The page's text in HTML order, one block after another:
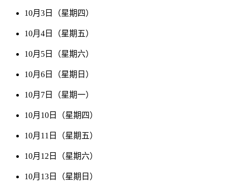
10月3日（星期四）
10月4日（星期五）
10月5日（星期六）
10月6日（星期日）
10月7日（星期一）
10月10日（星期四）
10月11日（星期五）
10月12日（星期六）
10月13日（星期日）